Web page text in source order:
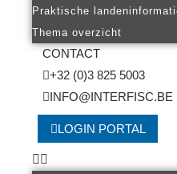
Praktische
Thema overzicht
CONTACT
+32 (0)3 825 5003
INFO@INTERFISC.BE
LOGIN PORTAL